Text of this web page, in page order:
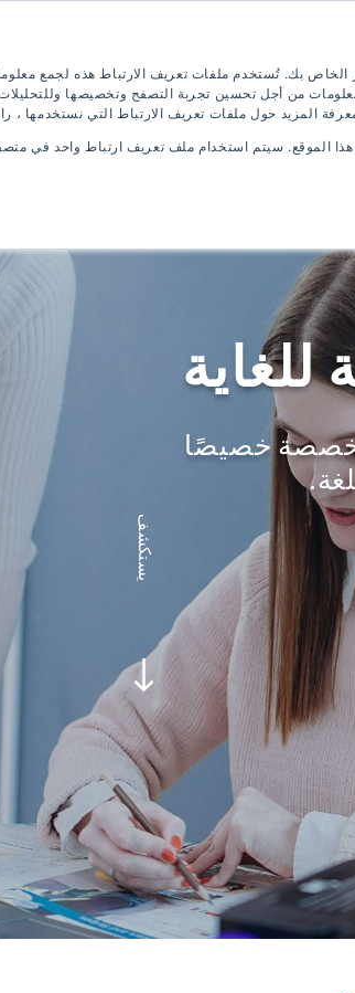
الخاص بك. تُستخدم ملفات تعريف الارتباط هذه لجمع
من أجل تحسين تجربة التصفح وتخصيصها
المزيد حول ملفات تعريف الارتباط التي نستخدمها ،
هذا الموقع. سيتم استخدام ملف تعريف ارتباط واحد في
للغاية
خصيصًا
يستكشف